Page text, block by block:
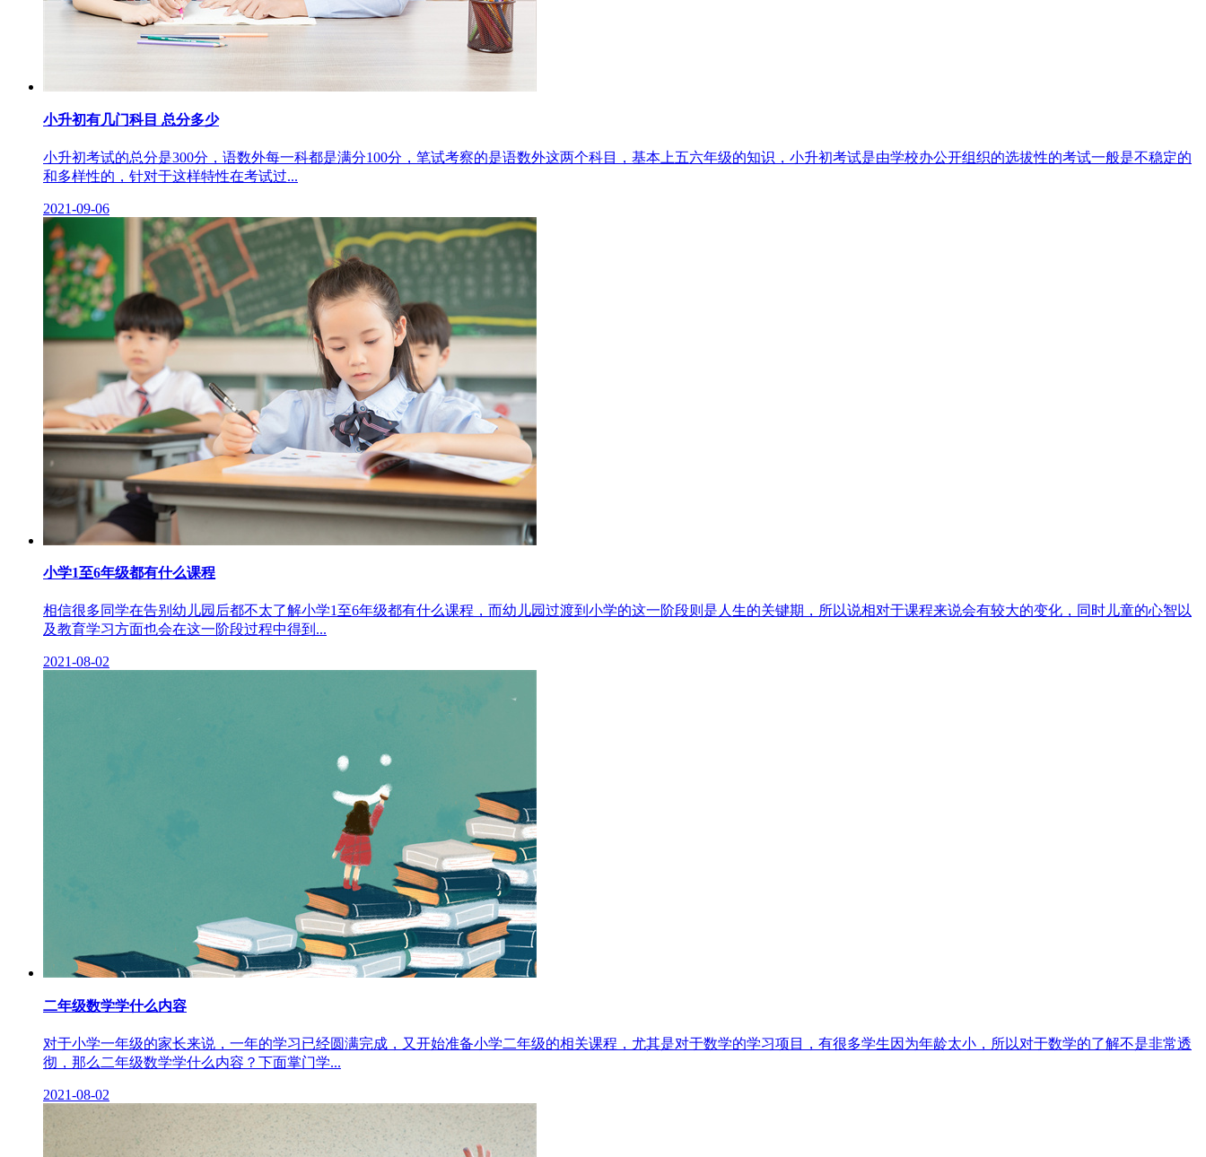
小升初有几门科目 总分多少
小升初考试的总分是300分，语数外每一科都是满分100分，笔试考察的是语数外这两个科目，基本上五六年级的知识，小升初考试是由学校办公开组织的选拔性的考试一般是不稳定的
和多样性的，针对于这样特性在考试过...
2021-09-06
小学1至6年级都有什么课程
相信很多同学在告别幼儿园后都不太了解小学1至6年级都有什么课程，而幼儿园过渡到小学的这一阶段则是人生的关键期，所以说相对于课程来说会有较大的变化，同时儿童的心智以
及教育学习方面也会在这一阶段过程中得到...
2021-08-02
二年级数学学什么内容
对于小学一年级的家长来说，一年的学习已经圆满完成，又开始准备小学二年级的相关课程，尤其是对于数学的学习项目，有很多学生因为年龄太小，所以对于数学的了解不是非常透
彻，那么二年级数学学什么内容？下面掌门学...
2021-08-02